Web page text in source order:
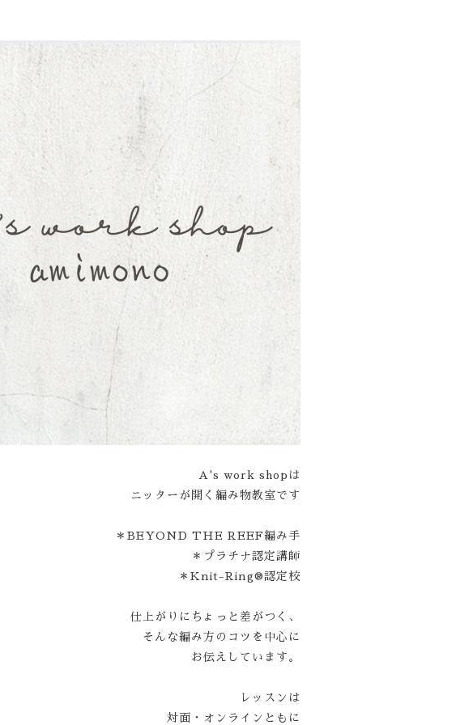
A's work shopは
ニッターが開く編み物教室です
＊BEYOND THE REEF編み手
＊プラチナ認定講師
＊Knit-Ring®認定校
仕上がりにちょっと差がつく、
そんな編み方のコツを中心に
お伝えしています。
レッスンは
対面・オンラインともに